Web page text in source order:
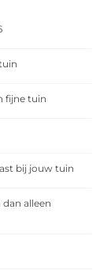
fijne tuin
bij jouw tuin
alleen